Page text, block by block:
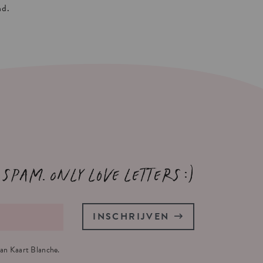
spam. Only love letters :)
Kaart Blanche.
INSCHRIJVEN